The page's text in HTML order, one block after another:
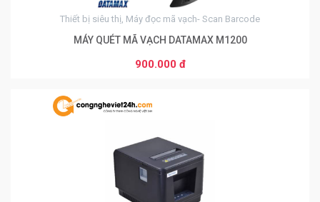
Thiết bị siêu thị, Máy đọc mã vạch- Scan Barcode
MÁY QUÉT MÃ VẠCH DATAMAX M1200
900.000 đ